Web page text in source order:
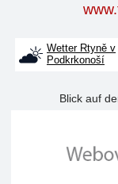
Wetter Rtyně v
Podkrkonoší
Blick auf